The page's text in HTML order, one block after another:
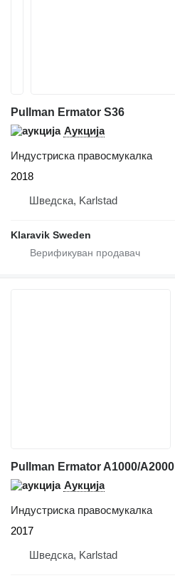
Pullman Ermator S36
Аукција
Индустриска правосмукалка
2018
Шведска, Karlstad
Klaravik Sweden
Pullman Ermator A1000/A2000
Аукција
Индустриска правосмукалка
2017
Шведска, Karlstad